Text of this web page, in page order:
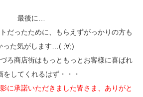
最後に…
だったために、もらえずがっかりの方も
った気がします…( ;∀;)
ろ商店街はもっともっとお客様に喜ばれ
をしてくれるはず・・・
に承諾いただきました皆さま、ありがと